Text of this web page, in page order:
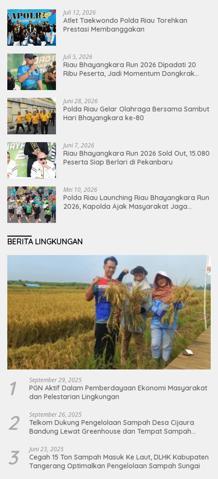
Juli 12, 2026
Atlet Taekwondo Polda Riau Torehkan
Prestasi Membanggakan
Juli 5, 2026
Riau Bhayangkara Run 2026 Dipadati 20
Ribu Peserta, Jadi Momentum Dongkrak
Juni 28, 2026
Polda Riau Gelar Olahraga Bersama Sambut
Hari Bhayangkara ke-80
Juni 7, 2026
Riau Bhayangkara Run 2026 Sold Out, 15.080
Peserta Siap Berlari di Pekanbaru
Mei 10, 2026
Polda Riau Launching Riau Bhayangkara Run
2026, Kapolda Ajak Masyarakat Jaga
BERITA LINGKUNGAN
1 September 29, 2025
PGN Aktif Dalam Pemberdayaan Ekonomi Masyarakat
dan Pelestarian Lingkungan
2 September 26, 2025
Telkom Dukung Pengelolaan Sampah Desa Cijaura
Bandung Lewat Greenhouse dan Tempat Sampah
3 Juni 23, 2025
Cegah 15 Ton Sampah Masuk Ke Laut, DLHK Kabupaten
Tangerang Optimalkan Pengelolaan Sampah Sungai